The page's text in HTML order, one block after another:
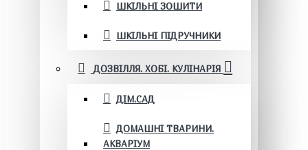
ШКІЛЬНІ ЗОШИТИ
ШКІЛЬНІ ПІДРУЧНИКИ
ДОЗВІЛЛЯ. ХОБІ. КУЛІНАРІЯ
ДІМ.САД
ДОМАШНІ ТВАРИНИ.
АКВАРІУМ